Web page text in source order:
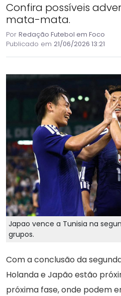
Confira possíveis
mata-mata.
Por Redação Futebol em Foco
Publicado em 21/06/2026 13:21
Japao vence a Tunisia na
grupos.
Com a conclusão da
Holanda e Japão estão
próxima fase, onde podem